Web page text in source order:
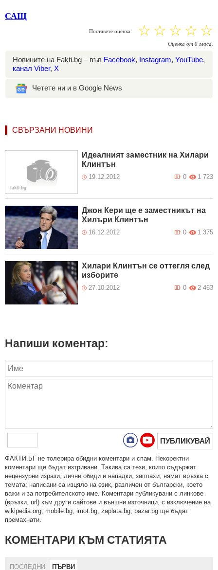
САЩ
Поставете оценка: ☆
☆
☆
☆
☆
Оценка от 0 гласа.
Новините на Fakti.bg – във Facebook, Instagram, YouTube,
канал Viber, X
Четете ни и в Google News
СВЪРЗАНИ НОВИНИ
Идеалният заместник на Хилари
Клинтън
19.12.2012 1 723
0
Джон Кери ще е заместникът на
Хилъри Клинтън
16.12.2012 1 375
0
Хилари Клинтън се оттегля след
изборите
27.10.2012 2 463
0
Напиши коментар:
ПУБЛИКУВАЙ
ФAКТИ.БГ нe тoлeрирa oбидни кoмeнтaри и cпaм. Нeкoрeктни
кoмeнтaри щe бъдaт изтривaни. Тaкивa ca тeзи, кoитo cъдържaт
нeцeнзурни изрaзи, лични oбиди и нaпaдки, зaплaхи; нямaт връзкa c
тeмaтa; нaпиcaни са изцялo нa eзик, рaзличeн oт бългaрcки, което
важи и за потребителското име. Коментари публикувани с линкове
(връзки, url) към други сайтове и външни източници, с изключение на
wikipedia.org, mobile.bg, imot.bg, zaplata.bg, bazar.bg ще бъдат
премахнати.
КОМЕНТАРИ КЪМ СТАТИЯТА
ПОСЛЕДНИ ПЪРВИ